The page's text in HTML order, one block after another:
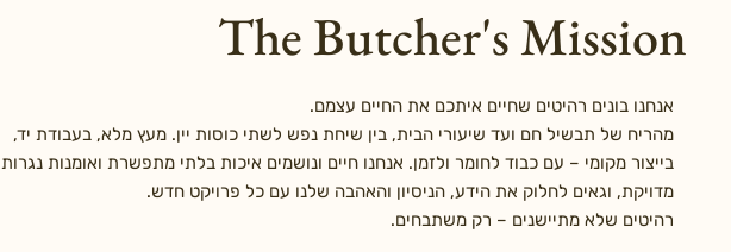
The Butcher's Mission
אנחנו בונים רהיטים שחיים איתכם את החיים עצמם.
מהריח של תבשיל חם ועד שיעורי הבית, בין שיחת נפש לשתי כוסות יין. מעץ מלא, בעבודת יד,
בייצור מקומי – עם כבוד לחומר ולזמן. אנחנו חיים ונושמים איכות בלתי מתפשרת ואומנות נגרות
מדויקת, וגאים לחלוק את הידע, הניסיון והאהבה שלנו עם כל פרויקט חדש.
רהיטים שלא מתיישנים – רק משתבחים.